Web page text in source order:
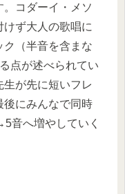
コダーイ・メソ
ず大人の歌唱に
（半音を含まな
点が述べられてい
生が先に短いフレ
にみんなで同時
音へ増やしていく